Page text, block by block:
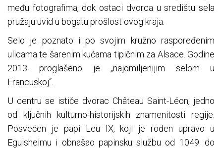
među fotografima, dok ostaci dvorca u središtu sela
pružaju uvid u bogatu prošlost ovog kraja.
Selo je poznato i po svojim kružno raspoređenim
ulicama te šarenim kućama tipičnim za Alsace. Godine
2013. proglašeno je „najomiljenijim selom u
Francuskoj“.
U centru se ističe dvorac Château Saint-Léon, jedno
od ključnih kulturno-historijskih znamenitosti regije.
Posvećen je papi Leu IX, koji je rođen upravo u
Eguisheimu i obnašao papinsku službu od 1049. do